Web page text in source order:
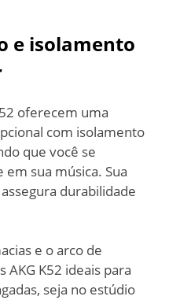
e isolamento
oferecem uma
com isolamento
que você se
sua música. Sua
durabilidade
e o arco de
AKG K52 ideais para
seja no estúdio